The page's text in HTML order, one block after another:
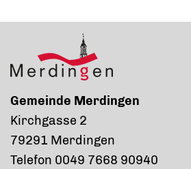
Gemeinde Merdingen
Kirchgasse 2
79291 Merdingen
Telefon 0049 7668 90940